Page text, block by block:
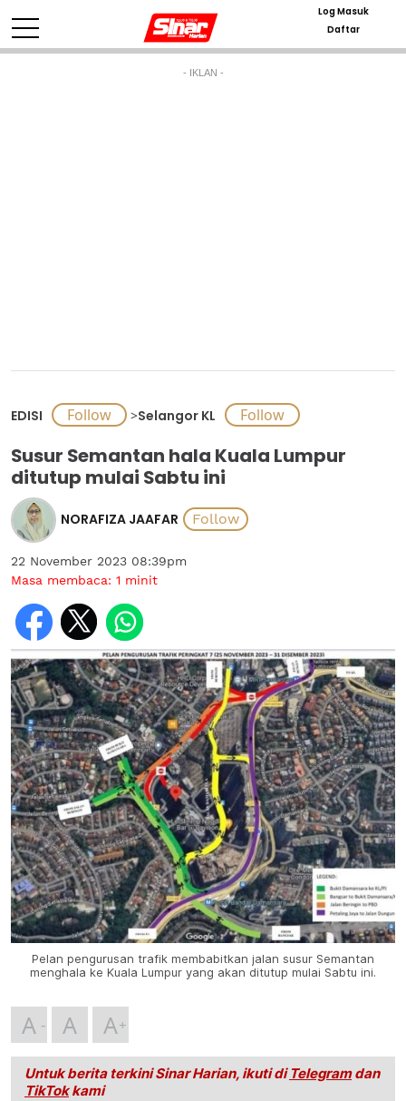
Log Masuk
Daftar
- IKLAN -
EDISI >Selangor KL
Susur Semantan hala Kuala Lumpur
ditutup mulai Sabtu ini
NORAFIZA JAAFAR
22 November 2023 08:39pm
Masa membaca: 1 minit
Pelan pengurusan trafik membabitkan jalan susur Semantan
menghala ke Kuala Lumpur yang akan ditutup mulai Sabtu ini.
A A A
Untuk berita terkini Sinar Harian, ikuti di Telegramdan
TikTokkami